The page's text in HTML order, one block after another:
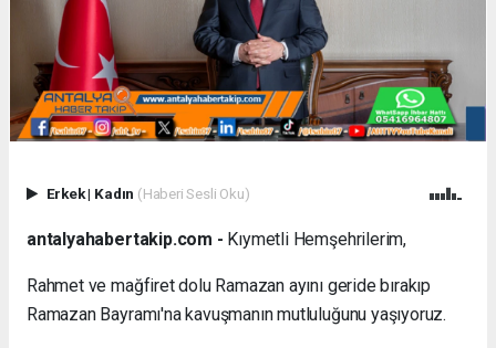
Erkek| Kadın (Haberi Sesli Oku)
antalyahabertakip.com - Kıymetli Hemşehrilerim,
Rahmet ve mağfiret dolu Ramazan ayını geride bırakıp
Ramazan Bayramı'na kavuşmanın mutluluğunu yaşıyoruz.